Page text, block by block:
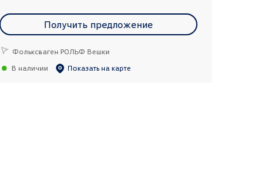
Получить предложение
Фольксваген РОЛЬФ Вешки
В наличии
Показать на карте